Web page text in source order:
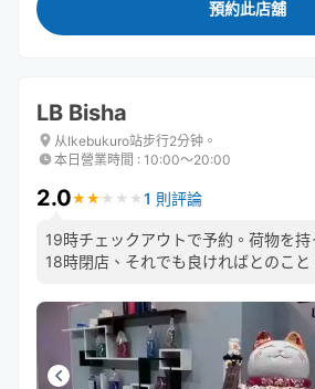
預約此店舖
LB Bisha
从Ikebukuro站步行2分钟。
本日營業時間 : 10:00〜20:00
2.0★ ★ ★ ★ ★
★ ★ ★ ★ ★ 1 則評論
19時チェックアウトで予約。荷物を
18時閉店、それでも良ければとのこと
に行けなかったらと思うとゾッとしま
早めに連絡来て欲しいです。